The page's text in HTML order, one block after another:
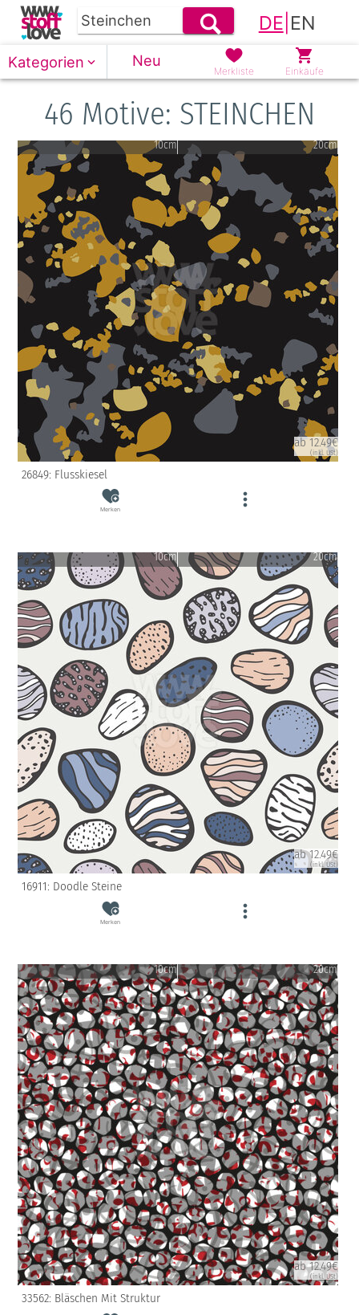
DE EN
Kategorien Neu
Merkliste Einkäufe
46 Motive: STEINCHEN
10cm 20cm
ab 12.49€
(inkl. USt)
26849: Flusskiesel
Merken
10cm 20cm
ab 12.49€
(inkl. USt)
16911: Doodle Steine
Merken
10cm 20cm
ab 12.49€
(inkl. USt)
33562: Bläschen Mit Struktur